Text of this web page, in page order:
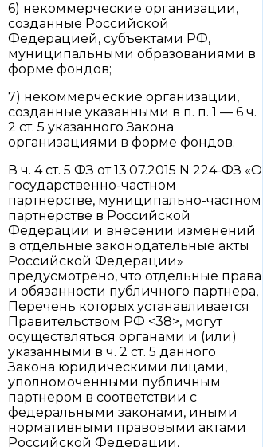
6) некоммерческие организации,
созданные Российской
Федерацией, субъектами РФ,
муниципальными образованиями в
форме фондов;
7) некоммерческие организации,
созданные указанными в п. п. 1 — 6 ч.
2 ст. 5 указанного Закона
организациями в форме фондов.
В ч. 4 ст. 5 ФЗ от 13.07.2015 N 224-ФЗ «О
государственно-частном
партнерстве, муниципально-частном
партнерстве в Российской
Федерации и внесении изменений
в отдельные законодательные акты
Российской Федерации»
предусмотрено, что отдельные права
и обязанности публичного партнера,
Перечень которых устанавливается
Правительством РФ <38>, могут
осуществляться органами и (или)
указанными в ч. 2 ст. 5 данного
Закона юридическими лицами,
уполномоченными публичным
партнером в соответствии с
федеральными законами, иными
нормативными правовыми актами
Российской Федерации,